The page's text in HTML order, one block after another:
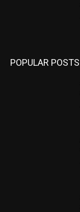
POPULAR POSTS